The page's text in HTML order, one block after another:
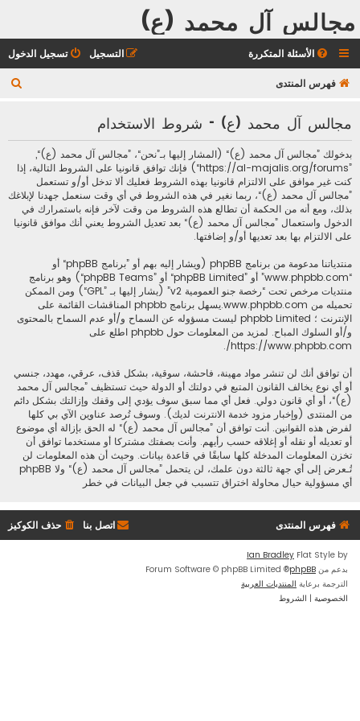
مجالس آل محمد (ع)
الأسئلة المتكررة تسجيل الدخول التسجيل
فهرس المنتدى
مجالس آل محمد (ع) - شروط الاستخدام
بدخولك ”مجالس آل محمد (ع)“ (المشار إليها بـ”نحن“، ”مجالس آل محمد (ع)“,
”https://al-majalis.org/forums“) فإنك توافق قانونيا على الشروط التالية، إذا
كنت غير موافق على الالتزام قانونيا بهذه الشروط فعليك ألا تدخل أو/و تستعمل
”مجالس آل محمد (ع)“، ربما نغير في هذه الشروط في أي وقت سنعمل جهدنا لإبلاغك
بذلك، ومع أنه من الحكمة أن تطالع هذه الشروط من وقت لآخر فإنه باستمرارك في
الدخول واستعمال ”مجالس آل محمد (ع)“ بعد تعديل الشروط يعني أنك موافق قانونيا
على الالتزام بها بعد تعديها أو/و إضافتها.
منتدياتنا مدعومة من برنامج phpBB (ويشار إليه بهم أو ”برنامج phpBB“ أو
“www.phpbb.com” أو ”phpBB Limited“ أو ”phpBB Teams“) وهو برنامج
منتديات مرخص تحت “رخصة جنو العمومية v2
” (يشار إليها بـ ”GPL“) ومن الممكن
تحميله من www.phpbb.com
.يسهل برنامج phpbb المناقشات القائمة على
الإنترنت ؛ phpbb Limited ليست مسؤوله عن السماح و/أو عدم السماح بالمحتوى
و/أو السلوك المباح. لمزيد من المعلومات حول phpbb اطلع على
https://www.phpbb.com/
.
أن توافق أنك لن تنشر مواد مهينة، فاحشة، سوقية، بشكل قذف، عرقي، مهدد، جنسي
أو أي نوع يخالف القانون المتبع في دولتك أو الدولة حيث تستظيف ”مجالس آل محمد
(ع)“، أو أي قانون دولي. فعل أي مما سبق سوف يؤدي إلى وقفك وإزالتك بشكل دائم
من المنتدى (وإخبار مزود خدمة الانترنت لديك). وسوف تُرصد عناوين الآي بي كلها
لفرض هذه القوانين. أنت توافق أن ”مجالس آل محمد (ع)“ له الحق بإزالة أي موضوع
أو تعديله أو نقله أو إغلاقه حسب رأيهم. وأنت بصفتك مشتركا أو مستخدما توافق أن
تخزن المعلومات المدخلة كلها سابقًا في قاعدة بيانات. وحيث أن هذه المعلومات لن
تُـعرض إلى أي جهة ثالثة دون علمك، لن يتحمل ”مجالس آل محمد (ع)“ ولا phpBB
أي مسؤولية حيال محاولة اختراق تتسبب في جعل البيانات في خطر
فهرس المنتدى حذف الكوكيز اتصل بنا
Flat Style by
Ian Bradley
بدعم من phpBB
® Forum Software © phpBB Limited
الترجمة برعاية المنتديات العربية
الخصوصية | الشروط